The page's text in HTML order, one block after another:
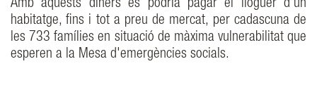
Amb aquests diners es podria pagar el lloguer d'un
habitatge, fins i tot a preu de mercat, per cadascuna de
les 733 famílies en situació de màxima vulnerabilitat que
esperen a la Mesa d'emergències socials.